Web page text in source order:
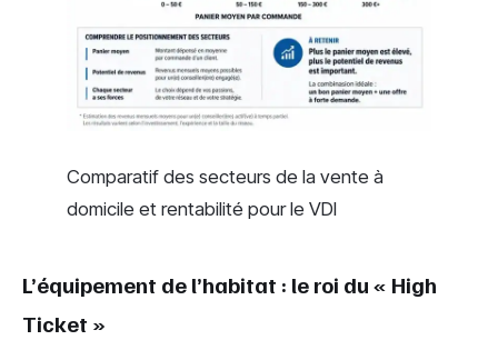
Comparatif des secteurs de la vente à
domicile et rentabilité pour le VDI
L’équipement de l’habitat : le roi du « High
Ticket »